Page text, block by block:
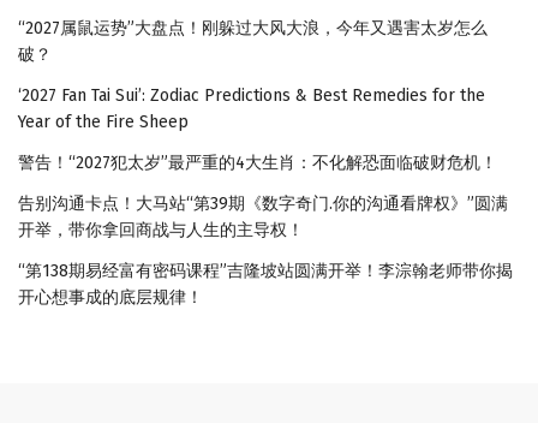
“2027属鼠运势”大盘点！刚躲过大风大浪，今年又遇害太岁怎么
破？
‘2027 Fan Tai Sui’: Zodiac Predictions & Best Remedies for the
Year of the Fire Sheep
警告！“2027犯太岁”最严重的4大生肖：不化解恐面临破财危机！
告别沟通卡点！大马站“第39期《数字奇门.你的沟通看牌权》”圆满
开举，带你拿回商战与人生的主导权！
“第138期易经富有密码课程”吉隆坡站圆满开举！李淙翰老师带你揭
开心想事成的底层规律！